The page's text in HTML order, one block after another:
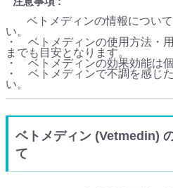
ベトメディンの情報につい
い。
・ ベトメディンの使用方法・
までも目安となります。
・ ベトメディンの効果効能は
・ ベトメディンで不調を感じ
い。
ベトメディン (Vetmedin)
て